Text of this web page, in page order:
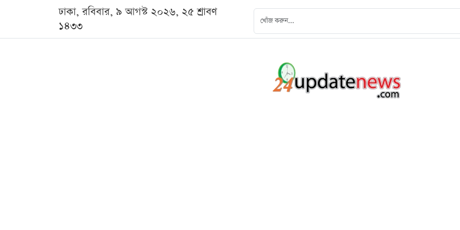
ঢাকা, রবিবার, ৯ আগস্ট ২০২৬, ২৫ শ্রাবণ
১৪৩৩